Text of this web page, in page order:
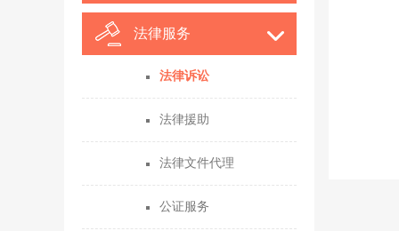
法律服务
法律诉讼
法律援助
法律文件代理
公证服务